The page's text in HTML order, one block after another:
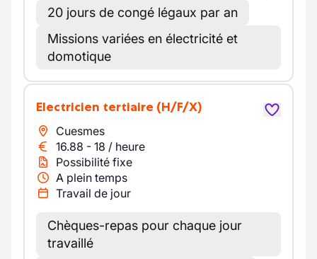
20 jours de congé légaux par an
Missions variées en électricité et
domotique
Electricien tertiaire (H/F/X)
Cuesmes
16.88 - 18 / heure
Possibilité fixe
A plein temps
Travail de jour
Chèques-repas pour chaque jour
travaillé